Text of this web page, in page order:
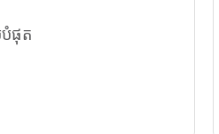
បំផុត